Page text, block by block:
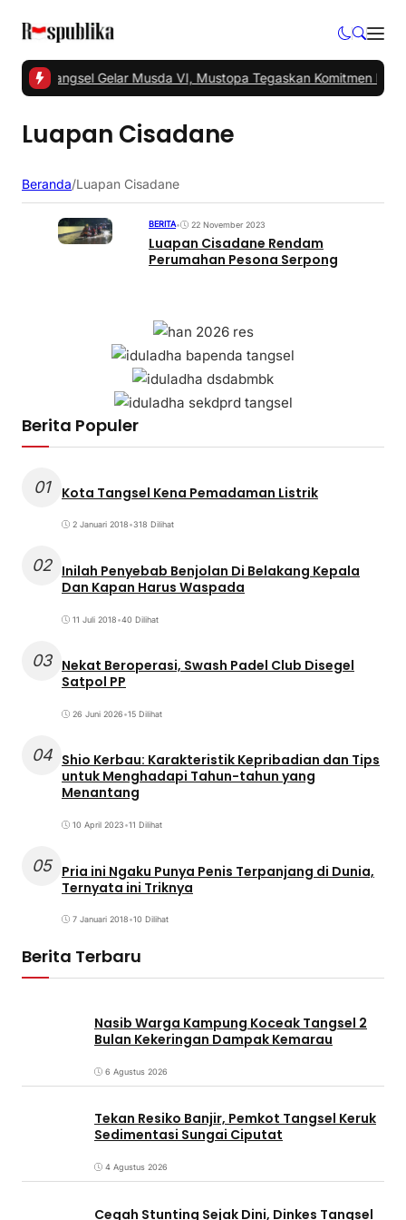
PKS Tangsel Gelar Musda VI, Mustopa Tegaskan Komitmen PKS
Luapan Cisadane
Beranda/Luapan Cisadane
BERITA• 22 November 2023
Luapan Cisadane Rendam
Perumahan Pesona Serpong
Berita Populer
01 Kota Tangsel Kena Pemadaman Listrik
2 Januari 2018•318 Dilihat
02 Inilah Penyebab Benjolan Di Belakang Kepala
Dan Kapan Harus Waspada
11 Juli 2018•40 Dilihat
03 Nekat Beroperasi, Swash Padel Club Disegel
Satpol PP
26 Juni 2026•15 Dilihat
04 Shio Kerbau: Karakteristik Kepribadian dan Tips
untuk Menghadapi Tahun-tahun yang
Menantang
10 April 2023•11 Dilihat
05 Pria ini Ngaku Punya Penis Terpanjang di Dunia,
Ternyata ini Triknya
7 Januari 2018•10 Dilihat
Berita Terbaru
Nasib Warga Kampung Koceak Tangsel 2
Bulan Kekeringan Dampak Kemarau
6 Agustus 2026
Tekan Resiko Banjir, Pemkot Tangsel Keruk
Sedimentasi Sungai Ciputat
4 Agustus 2026
Cegah Stunting Sejak Dini, Dinkes Tangsel